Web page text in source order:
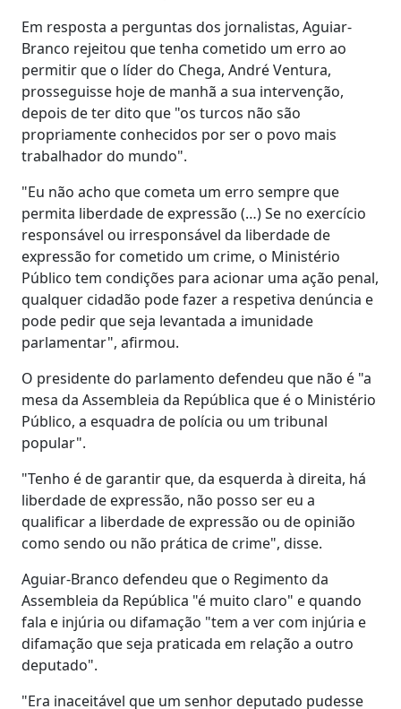
Em resposta a perguntas dos jornalistas, Aguiar-
Branco rejeitou que tenha cometido um erro ao
permitir que o líder do Chega, André Ventura,
prosseguisse hoje de manhã a sua intervenção,
depois de ter dito que "os turcos não são
propriamente conhecidos por ser o povo mais
trabalhador do mundo".
"Eu não acho que cometa um erro sempre que
permita liberdade de expressão (…) Se no exercício
responsável ou irresponsável da liberdade de
expressão for cometido um crime, o Ministério
Público tem condições para acionar uma ação penal,
qualquer cidadão pode fazer a respetiva denúncia e
pode pedir que seja levantada a imunidade
parlamentar", afirmou.
O presidente do parlamento defendeu que não é "a
mesa da Assembleia da República que é o Ministério
Público, a esquadra de polícia ou um tribunal
popular".
"Tenho é de garantir que, da esquerda à direita, há
liberdade de expressão, não posso ser eu a
qualificar a liberdade de expressão ou de opinião
como sendo ou não prática de crime", disse.
Aguiar-Branco defendeu que o Regimento da
Assembleia da República "é muito claro" e quando
fala e injúria ou difamação "tem a ver com injúria e
difamação que seja praticada em relação a outro
deputado".
"Era inaceitável que um senhor deputado pudesse